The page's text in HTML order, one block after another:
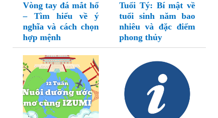
Vòng tay đá mắt hổ
– Tìm hiểu về ý
nghĩa và cách chọn
hợp mệnh
Tuổi Tý: Bí mật về
tuổi sinh năm bao
nhiêu và đặc điểm
phong thủy